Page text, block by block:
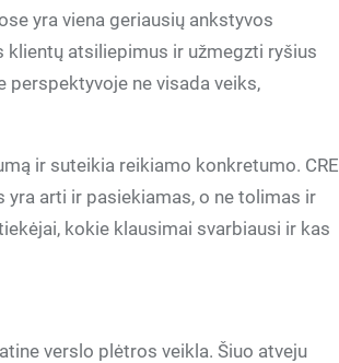
yra viena geriausių ankstyvos
atsiliepimus ir užmegzti ryšius
perspektyvoje ne visada veiks,
ir suteikia reikiamo konkretumo. CRE
arti ir pasiekiamas, o ne tolimas ir
kokie klausimai svarbiausi ir kas
verslo plėtros veikla. Šiuo atveju